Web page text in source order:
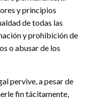
y principios
de todas las
y prohibición de
o abusar de los
pervive, a pesar de
fin tácitamente,